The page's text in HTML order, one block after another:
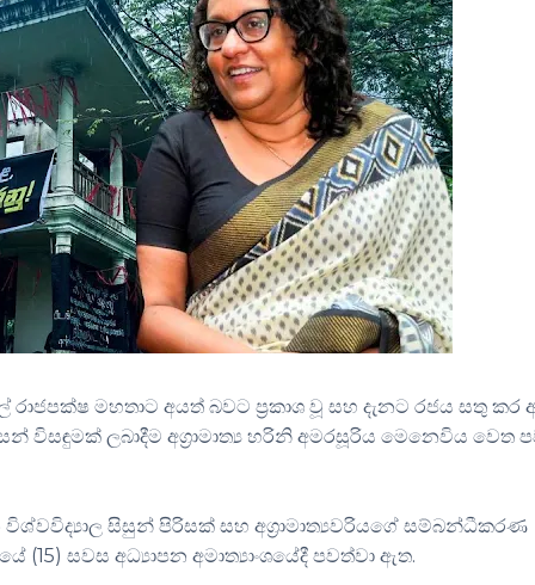
රාජපක්ෂ මහතාට අයත් බවට ප්‍රකාශ වූ සහ දැනට රජය සතු කර
ලබාදීම අග්‍රාමාත්‍ය හරිනි අමරසූරිය මෙනෙවිය වෙත
සිසුන් පිරිසක් සහ අග්‍රාමාත්‍යවරියගේ සම්බන්ධීකරණ
සවස අධ්‍යාපන අමාත්‍යාංශයේදී පවත්වා ඇත.